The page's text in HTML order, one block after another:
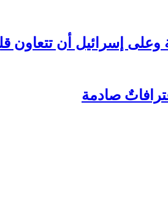
إسرائيل أن تتعاون
صادمة